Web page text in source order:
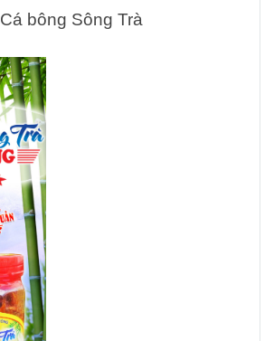
Cá bông Sông Trà